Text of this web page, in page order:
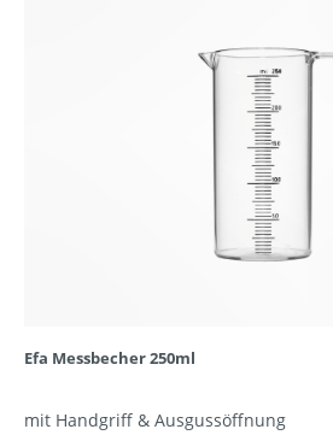
Efa Messbecher 250ml
mit Handgriff & Ausgussöffnung